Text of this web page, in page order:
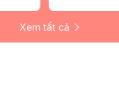
Xem tất cả